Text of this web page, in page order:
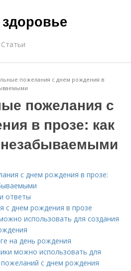
Статьи
пожелания с днем рождения в
пожелания с
в прозе: как
с днем рождения в прозе:
ответы
с днем рождения в прозе
использовать для создания
на день рождения
можно использовать для
с днем рождения